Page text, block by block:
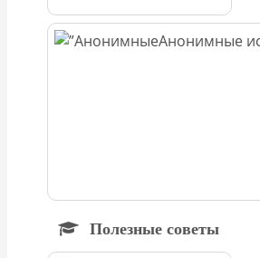
Анонимные
Полезные советы